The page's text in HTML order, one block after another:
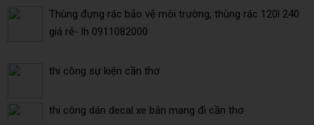
Thùng đựng rác bảo vệ môi trường, thùng rác 120l 240
giá rẻ- lh 0911082000
thi công sự kiện cần thơ
thi công dán decal xe bán mang đi cần thơ